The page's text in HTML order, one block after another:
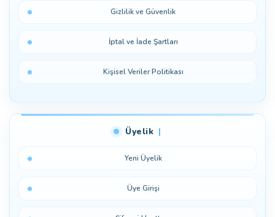
Gizlilik ve Güvenlik
İptal ve İade Şartları
Kişisel Veriler Politikası
Üyelik
Yeni Üyelik
Üye Girişi